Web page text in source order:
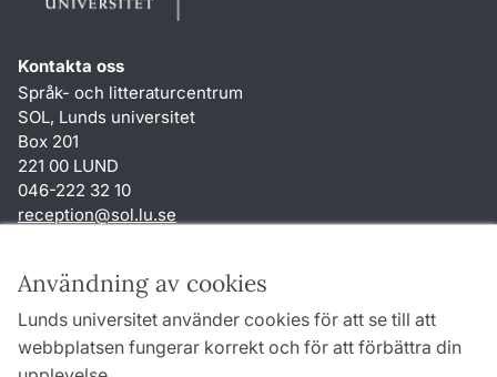
Användning av cookies
Lunds universitet använder cookies för att se till att
webbplatsen fungerar korrekt och för att förbättra din
Kontakta oss
Språk- och litteraturcentrum
SOL, Lunds universitet
Box 201
221 00 LUND
046-222 32 10
reception@sol.lu.se
Genvägar
Om webbplatsen och cookies
Behandling av personuppgifter
Tillgänglighetsredogörelse